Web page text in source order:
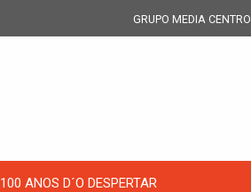
GRUPO MEDIA CENTRO
100 ANOS D´O DESPERTAR